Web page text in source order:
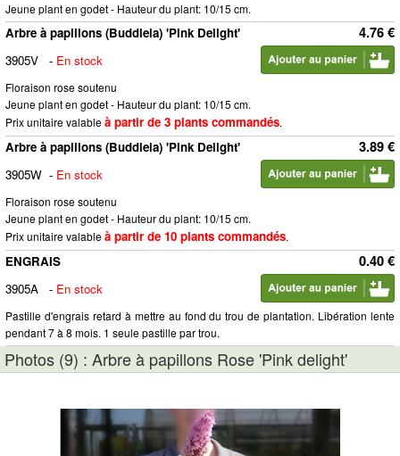
Jeune plant en godet - Hauteur du plant: 10/15 cm.
4.76 €
Arbre à papillons (Buddleia) 'Pink Delight'
3905V
- En stock
Floraison rose soutenu
Jeune plant en godet - Hauteur du plant: 10/15 cm.
Prix unitaire valableà partir de 3 plants commandés.
3.89 €
Arbre à papillons (Buddleia) 'Pink Delight'
3905W - En stock
Floraison rose soutenu
Jeune plant en godet - Hauteur du plant: 10/15 cm.
Prix unitaire valableà partir de 10 plants commandés.
0.40 €
ENGRAIS
3905A
- En stock
Pastille d'engrais retard à mettre au fond du trou de plantation. Libération lente
pendant 7 à 8 mois. 1 seule pastille par trou.
Photos (9) : Arbre à papillons Rose 'Pink delight'